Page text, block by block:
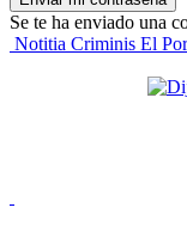
Se te ha enviado una
Notitia Criminis El